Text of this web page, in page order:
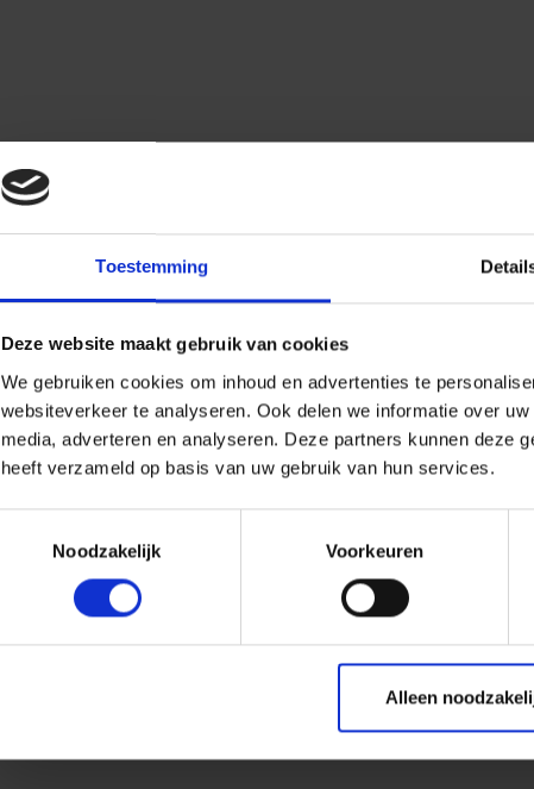
Toestemming
Deze website maakt gebruik van cookies
We gebruiken cookies om inhoud en advertenties te
websiteverkeer te analyseren. Ook delen we informatie over
media, adverteren en analyseren. Deze partners kunnen deze
heeft verzameld op basis van uw gebruik van hun services.
Noodzakelijk
Voorkeuren
Alleen